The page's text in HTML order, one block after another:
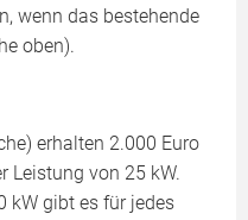
wenn das bestehende
oben).
erhalten 2.000 Euro
Leistung von 25 kW.
kW gibt es für jedes